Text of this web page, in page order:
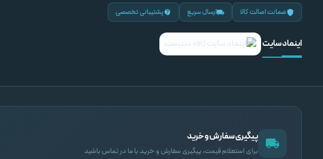
ضمانت اصالت کالا ارسال سریع پشتیبانی تخصصی
اینماد سایت
پیگیری سفارش و خرید
برای استعلام قیمت، پیگیری سفارش و خرید با ما در تماس باشید